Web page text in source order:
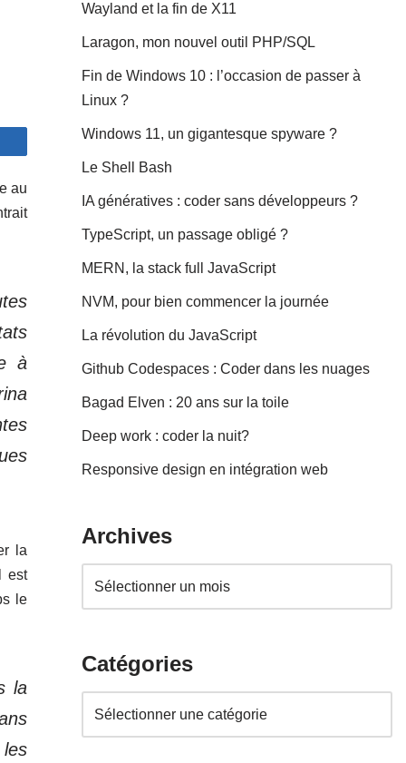
au
à
la
est
le
la
Wayland et la fin de X11
Laragon, mon nouvel outil PHP/SQL
Fin de Windows 10 : l’occasion de passer à
Linux ?
Windows 11, un gigantesque spyware ?
Le Shell Bash
IA génératives : coder sans développeurs ?
TypeScript, un passage obligé ?
MERN, la stack full JavaScript
NVM, pour bien commencer la journée
La révolution du JavaScript
Github Codespaces : Coder dans les nuages
Bagad Elven : 20 ans sur la toile
Deep work : coder la nuit?
Responsive design en intégration web
Archives
Catégories